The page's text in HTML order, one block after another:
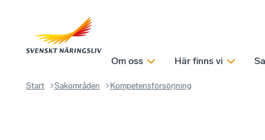
Om oss Här finns vi
Start Sakområden Kompetensförsörjning